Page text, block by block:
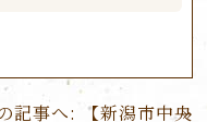
記事へ: 【新潟市中央